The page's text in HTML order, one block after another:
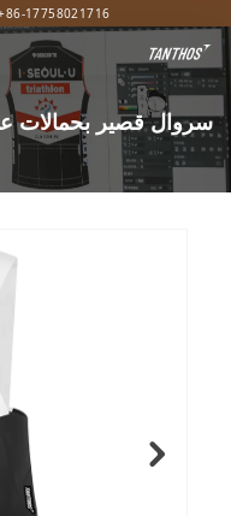
17758021716
سروال قصير بحمالات